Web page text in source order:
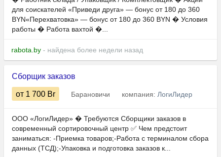
для соискателей «Приведи друга» — бонус от 180 до 360
BYN«Перехватовка» — бонус от 180 до 360 BYN � Условия
работы � Работа вахтой �...
rabota.by - найдена более недели назад
Сборщик заказов
от 1 700 Br Барановичи компания: ЛогиЛидер
ООО «ЛогиЛидер» � Требуются Сборщики заказов в
современный сортировочный центр ✅ Чем предстоит
заниматься: -Приемка товаров;-Работа с терминалом сбора
данных (ТСД);-Упаковка и подготовка заказов к...